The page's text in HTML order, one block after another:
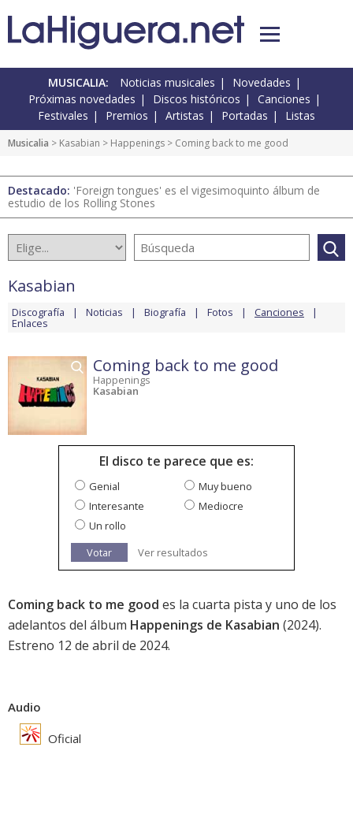
MUSICALIA: Noticias musicales
Novedades
Próximas novedades
Discos históricos
Canciones
Festivales
Premios Artistas Portadas Listas
Musicalia > Kasabian > Happenings > Coming back to me good
Destacado: 'Foreign tongues' es el vigesimoquinto álbum de
estudio de los Rolling Stones
Kasabian
Discografía Noticias Biografía Fotos Canciones
Enlaces
Coming back to me good
Happenings
Kasabian
El disco te parece que es:
Genial
Muy bueno
Interesante
Mediocre
Un rollo
Votar
Ver resultados
Coming back to me good es la cuarta pista y uno de los
adelantos del álbum Happenings de Kasabian (2024).
Estreno 12 de abril de 2024.
Audio
Oficial